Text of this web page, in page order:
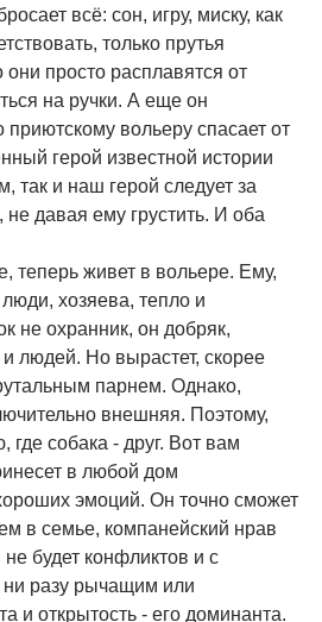
всё: сон, игру, миску, как
только прутья
просто расплавятся от
на ручки. А еще он
приютскому вольеру спасает от
герой известной истории
так и наш герой следует за
не давая ему грустить. И оба
теперь живет в вольере. Ему,
хозяева, тепло и
не охранник, он добряк,
людей. Но вырастет, скорее
парнем. Однако,
внешняя. Поэтому,
собака - друг. Вот вам
в любой дом
эмоций. Он точно сможет
в семье, компанейский нрав
будет конфликтов и с
разу рычащим или
и открытость - его доминанта.